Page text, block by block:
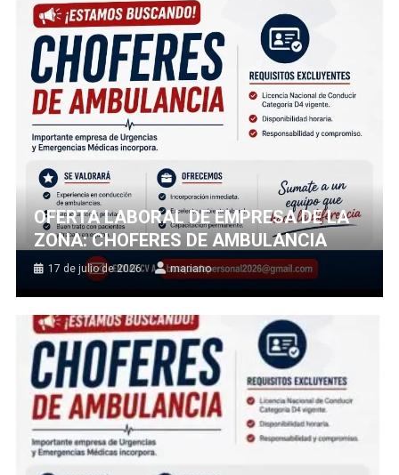
OFERTA LABORAL DE EMPRESA DE LA
ZONA: CHOFERES DE AMBULANCIA
17 de julio de 2026 mariano